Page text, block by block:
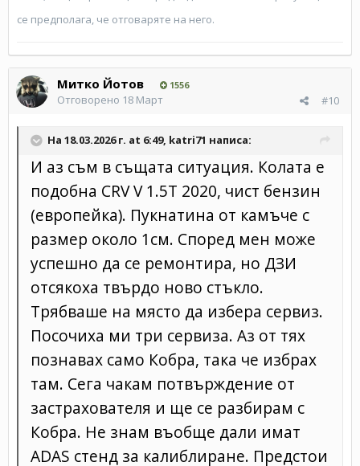
се предполага, че отговаряте на него.
Митко Йотов 1556
#10
Отговорено 18 Март
На 18.03.2026 г. at 6:49, katri71 написа:
И аз съм в същата ситуация. Колата е
подобна CRV V 1.5T 2020, чист бензин
(европейка). Пукнатина от камъче с
размер около 1см. Според мен може
успешно да се ремонтира, но ДЗИ
отсякоха твърдо ново стъкло.
Трябваше на място да избера сервиз.
Посочиха ми три сервиза. Аз от тях
познавах само Кобра, така че избрах
там. Сега чакам потвърждение от
застрахователя и ще се разбирам с
Кобра. Не знам въобще дали имат
ADAS стенд за калиблиране. Предстои